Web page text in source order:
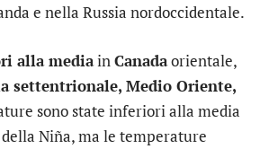
e nella Russia nordoccidentale.
alla mediainCanadaorientale,
settentrionale, Medio Oriente,
sono state inferiori alla media
Niña, ma le temperature